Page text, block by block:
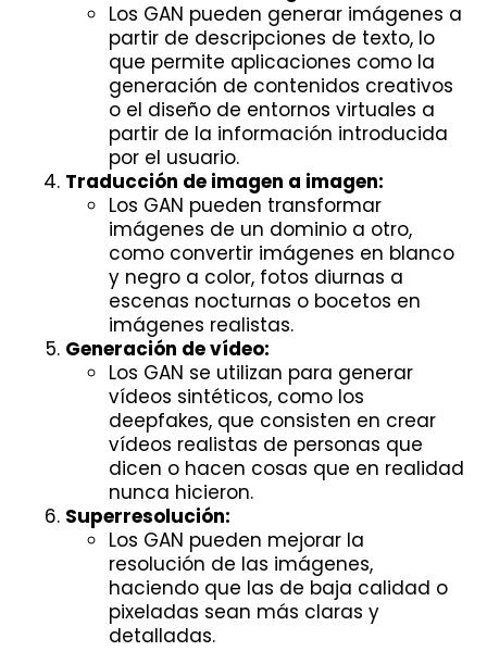
Los GAN pueden generar imágenes a
partir de descripciones de texto, lo
que permite aplicaciones como la
generación de contenidos creativos
o el diseño de entornos virtuales a
partir de la información introducida
por el usuario.
Traducción de imagen a imagen:
Los GAN pueden transformar
imágenes de un dominio a otro,
como convertir imágenes en blanco
y negro a color, fotos diurnas a
escenas nocturnas o bocetos en
imágenes realistas.
Generación de vídeo:
Los GAN se utilizan para generar
vídeos sintéticos, como los
deepfakes, que consisten en crear
vídeos realistas de personas que
dicen o hacen cosas que en realidad
nunca hicieron.
Superresolución:
Los GAN pueden mejorar la
resolución de las imágenes,
haciendo que las de baja calidad o
pixeladas sean más claras y
detalladas.